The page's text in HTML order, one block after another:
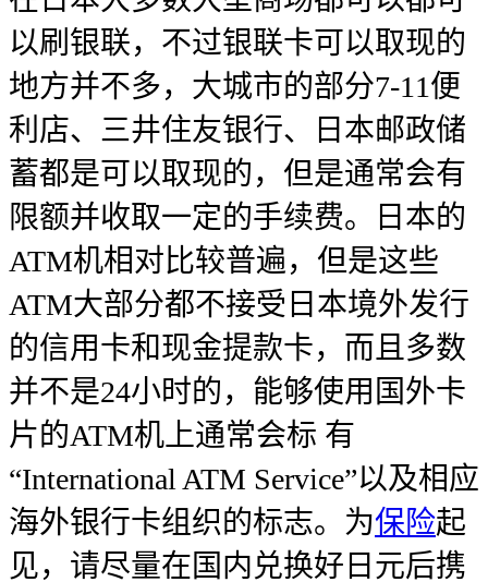
以刷银联，不过银联卡可以取现的
地方并不多，大城市的部分7-11便
利店、三井住友银行、日本邮政储
蓄都是可以取现的，但是通常会有
限额并收取一定的手续费。日本的
ATM机相对比较普遍，但是这些
ATM大部分都不接受日本境外发行
的信用卡和现金提款卡，而且多数
并不是24小时的，能够使用国外卡
片的ATM机上通常会标 有
“International ATM Service”以及相应
海外银行卡组织的标志。为保险起
见，请尽量在国内兑换好日元后携